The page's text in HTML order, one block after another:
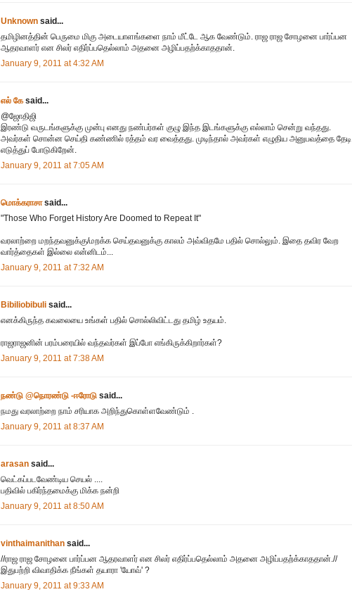
Unknown said...
தமிழினத்தின் பெருமை மிகு அடையாளங்களை நாம் மீட்டே ஆக வேண்டும். ராஜ ராஜ சோழனை பார்ப்பன
ஆதரவாளர் என சிலர் எதிர்ப்பதெல்லாம் அதனை அழிப்பதற்க்காததான்.
January 9, 2011 at 4:32 AM
எல் கேsaid...
@ஜோதிஜி
இரண்டு வருடங்களுக்கு முன்பு எனது நண்பர்கள் குழு இந்த இடங்களுக்கு எல்லாம் சென்று வந்தது.
அவர்கள் சொன்ன செய்தி கண்ணில் ரத்தம் வர வைத்தது. முடிந்தால் அவர்கள் எழுதிய அனுபவத்தை தேடி
எடுத்துப் போடுகிறேன்.
January 9, 2011 at 7:05 AM
மொக்கராசாsaid...
"Those Who Forget History Are Doomed to Repeat It"
வரலாற்றை மறந்தவனுக்கு/மறக்க செய்தவனுக்கு காலம் அவ்விதமே பதில் சொல்லும். இதை தவிர வேற
வார்த்தைகள் இல்லை என்னிடம்...
January 9, 2011 at 7:32 AM
Bibiliobibuli said...
எனக்கிருந்த கவலையை உங்கள் பதில் சொல்லிவிட்டது தமிழ் உதயம்.
ராஜராஜனின் பரம்பரையில் வந்தவர்கள் இப்போ எங்கிருக்கிறார்கள்?
January 9, 2011 at 7:38 AM
நண்டு @நொரண்டு -ஈரோடு said...
நமது வரலாற்றை நாம் சரியாக அறிந்துகொள்ளவேண்டும் .
January 9, 2011 at 8:37 AM
arasan said...
வெட்கப்படவேண்டிய செயல் ....
பதிவில் பகிர்ந்தமைக்கு மிக்க நன்றி
January 9, 2011 at 8:50 AM
vinthaimanithan said...
//ராஜ ராஜ சோழனை பார்ப்பன ஆதரவாளர் என சிலர் எதிர்ப்பதெல்லாம் அதனை அழிப்பதற்க்காததான்.//
இதுபற்றி விவாதிக்க நீங்கள் தயாரா 'யோவ்' ?
January 9, 2011 at 9:33 AM